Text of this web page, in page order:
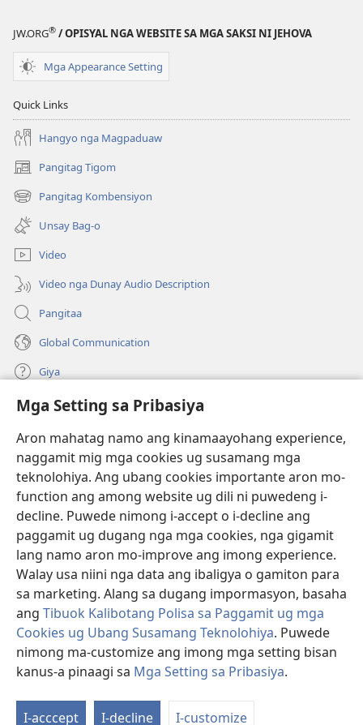
Mga Setting sa Pribasiya
Aron mahatag namo ang kinamaayohang experience,
naggamit mig mga cookies ug susamang mga
teknolohiya. Ang ubang cookies importante aron mo-
function ang among website ug dili ni puwedeng i-
decline. Puwede nimong i-accept o i-decline ang
paggamit ug dugang nga mga cookies, nga gigamit
lang namo aron mo-improve ang imong experience.
Walay usa niini nga data ang ibaligya o gamiton para
sa marketing. Alang sa dugang impormasyon, basaha
ang Tibuok Kalibotang Polisa sa Paggamit ug mga
Cookies ug Ubang Susamang Teknolohiya. Puwede
nimong ma-customize ang imong mga setting bisan
kanus-a pinaagi sa Mga Setting sa Pribasiya.
I-acccept I-decline I-customize
JW.ORG® / OPISYAL NGA WEBSITE SA MGA SAKSI NI JEHOVA
Mga Appearance Setting
Quick Links
Hangyo nga Magpaduaw
Pangitag Tigom
(mo-
open
ug
bag-
ong
window)
Pangitag Kombensiyon
(mo-
open
ug
bag-
ong
window)
Unsay Bag-o
Video
Video nga Dunay Audio Description
Pangitaa
Global Communication
Giya
Donasyon
(mo-
open
bag-
ong
window)
Watchtower ONLINE NGA LIBRARYA
(mo-
open
ug
bag-
window)
JW Hub
(mo-
open
ug
bag-
ong
window)
JW Library
Watchtower Library
Copyright© 2026 Watch Tower Bible and Tract Society of Pennsylvania.
KONDISYONES SA PAGGAMIT
|POLISA SA PRIBASIYA|
SA PRIBASIYA